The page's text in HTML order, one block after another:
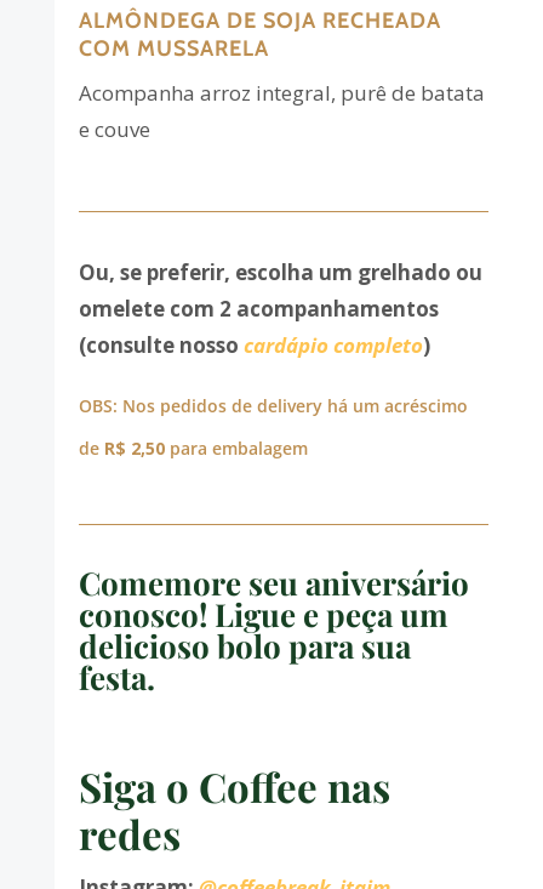
ALMÔNDEGA DE SOJA RECHEADA
COM MUSSARELA
Acompanha arroz integral, purê de batata
e couve
Ou, se preferir, escolha um grelhado ou
omelete com 2 acompanhamentos
(consulte nosso cardápio completo)
OBS: Nos pedidos de delivery há um acréscimo
de R$ 2,50para embalagem
Comemore seu aniversário
conosco! Ligue e peça um
delicioso bolo para sua
festa.
Siga o Coffee nas
redes